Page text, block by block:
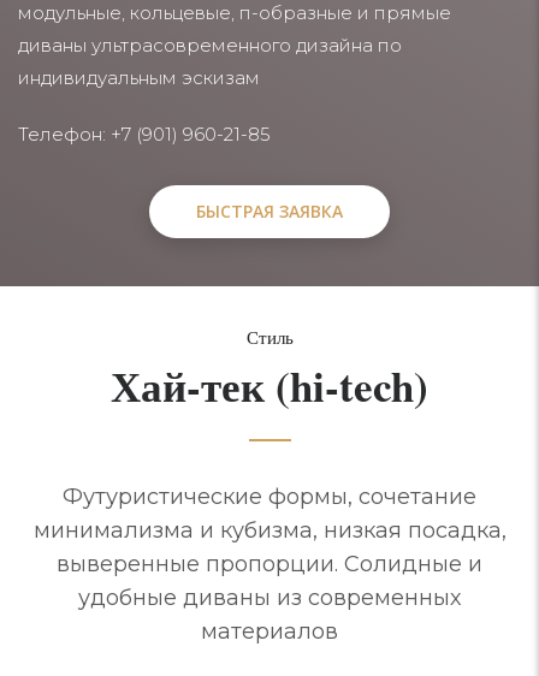
модульные, кольцевые, п-образные и прямые
диваны ультрасовременного дизайна по
индивидуальным эскизам
Телефон: +7 (901) 960-21-85
БЫСТРАЯ ЗАЯВКА
БЫСТРАЯ ЗАЯВКА
Стиль
Хай-тек (hi-tech)
Футуристические формы, сочетание
минимализма и кубизма, низкая посадка,
выверенные пропорции. Солидные и
удобные диваны из современных
материалов